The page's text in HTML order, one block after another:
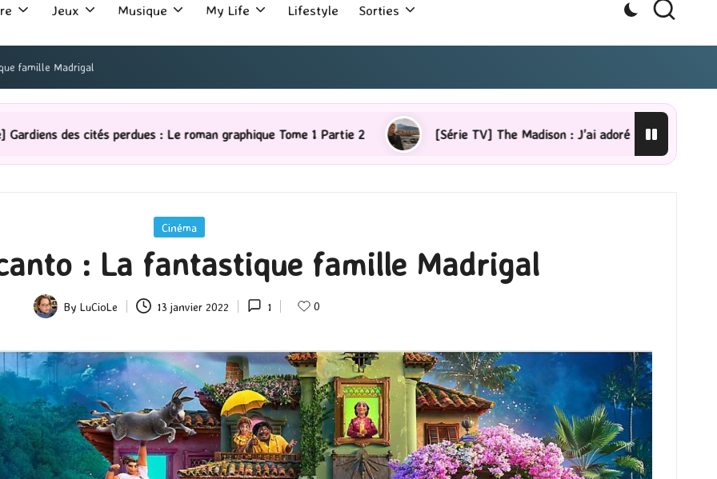
Jeux Musique My Life Lifestyle Sorties
famille Madrigal
Tome 1 Partie 2 [Série TV] The Madison : J’ai adoré ! [Lecture] La femme de ménage : J’ai
Posted
Cinéma
: La fantastique famille Madrigal
Posted
ByLuCioLe 13 janvier 2022 1 0